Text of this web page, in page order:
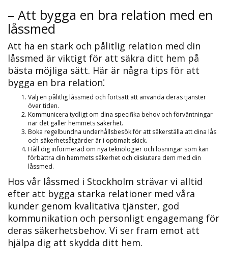
– Att bygga en bra relation med en
låssmed
Att ha en stark och pålitlig relation med din
låssmed är viktigt för att säkra ditt hem på
bästa möjliga sätt.​ Här är några tips för att
bygga en bra relation⁚
Välj en pålitlig låssmed och fortsätt att använda deras tjänster
över tiden.​
Kommunicera tydligt om dina specifika behov och förväntningar
när det gäller hemmets säkerhet.​
Boka regelbundna underhållsbesök för att säkerställa att dina lås
och säkerhetsåtgärder är i optimalt skick.​
Håll dig informerad om nya teknologier och lösningar som kan
förbättra din hemmets säkerhet och diskutera dem med din
låssmed.​
Hos vår låssmed i Stockholm strävar vi alltid
efter att bygga starka relationer med våra
kunder genom kvalitativa tjänster, god
kommunikation och personligt engagemang för
deras säkerhetsbehov. Vi ser fram emot att
hjälpa dig att skydda ditt hem.​